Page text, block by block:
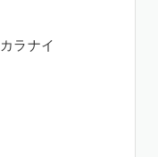
ラナイ